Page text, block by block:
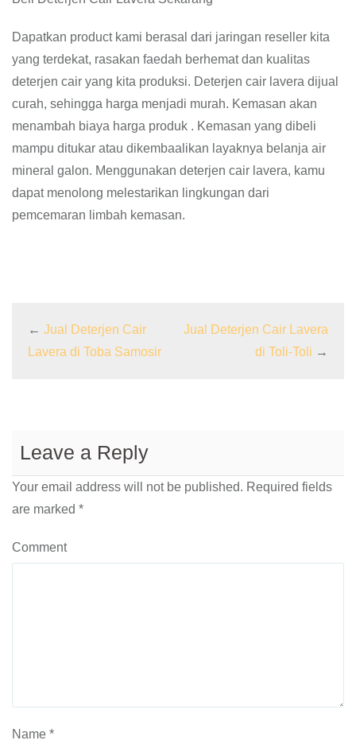
Dapatkan product kami berasal dari jaringan reseller kita
yang terdekat, rasakan faedah berhemat dan kualitas
deterjen cair yang kita produksi. Deterjen cair lavera dijual
curah, sehingga harga menjadi murah. Kemasan akan
menambah biaya harga produk . Kemasan yang dibeli
mampu ditukar atau dikembaalikan layaknya belanja air
mineral galon. Menggunakan deterjen cair lavera, kamu
dapat menolong melestarikan lingkungan dari
pemcemaran limbah kemasan.
← Jual Deterjen Cair
Lavera di Toba Samosir
Jual Deterjen Cair Lavera
di Toli-Toli →
Leave a Reply
Your email address will not be published. Required fields
are marked *
Comment
Name *